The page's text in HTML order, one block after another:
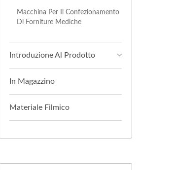
Macchina Per Il Confezionamento
Di Forniture Mediche
Introduzione Al Prodotto
In Magazzino
Materiale Filmico